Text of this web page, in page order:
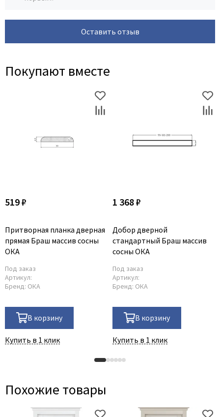
Оставить отзыв
Покупают вместе
519 ₽
Притворная планка дверная
прямая Браш массив сосны
ОКА
Под заказ
Артикул:
Бренд: ОКА
В корзину
Купить в 1 клик
1 368 ₽
Добор дверной
стандартный Браш массив
сосны ОКА
Под заказ
Артикул:
Бренд: ОКА
В корзину
Купить в 1 клик
Похожие товары